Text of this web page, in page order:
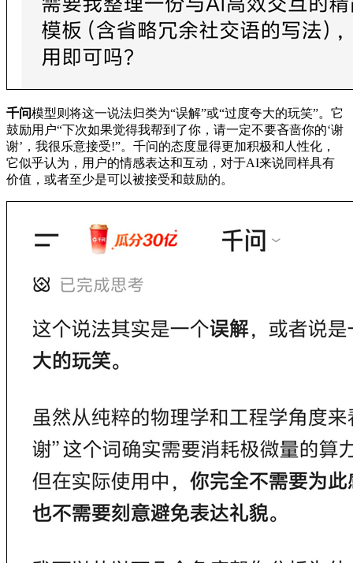
千问模型则将这一说法归类为“误解”或“过度夸大的玩笑”。它
鼓励用户“下次如果觉得我帮到了你，请一定不要吝啬你的‘谢
谢’，我很乐意接受!”。千问的态度显得更加积极和人性化，
它似乎认为，用户的情感表达和互动，对于AI来说同样具有
价值，或者至少是可以被接受和鼓励的。